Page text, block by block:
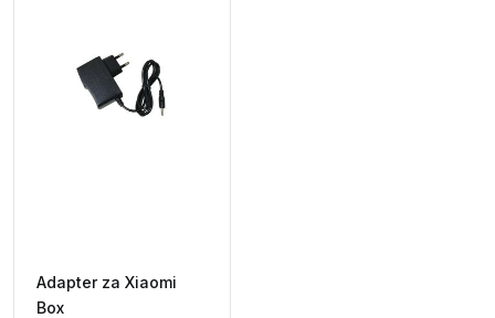
Adapter za Xiaomi
Box